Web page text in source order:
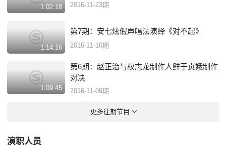
1:02:18 2016-11-23期
1:14:16
第7期：安七炫假声唱法演绎《对不起》
2016-11-16期
1:09:45
第6期：赵正治与权志龙制作人鲜于贞娥制作
对决
2016-11-09期
更多往期节目
演职人员